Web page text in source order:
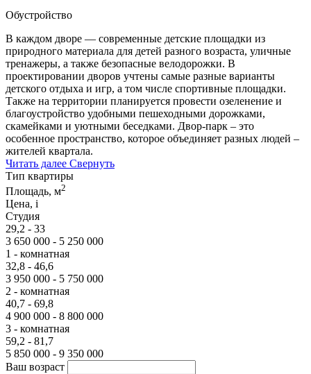
Обустройство
В каждом дворе — современные детские площадки из
природного материала для детей разного возраста, уличные
тренажеры, а также безопасные велодорожки. В
проектировании дворов учтены самые разные варианты
детского отдыха и игр, а том числе спортивные площадки.
Также на территории планируется провести озеленение и
благоустройство удобными пешеходными дорожками,
скамейками и уютными беседками. Двор-парк – это
особенное пространство, которое объединяет разных людей –
жителей квартала.
Читать далее Свернуть
Тип квартиры
Площадь, м2
Цена, i
Студия
29,2 - 33
3 650 000 - 5 250 000
1 - комнатная
32,8 - 46,6
3 950 000 - 5 750 000
2 - комнатная
40,7 - 69,8
4 900 000 - 8 800 000
3 - комнатная
59,2 - 81,7
5 850 000 - 9 350 000
Ваш возраст